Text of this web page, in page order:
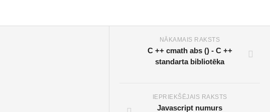
NĀKAMAIS RAKSTS
C ++ cmath abs () - C ++
standarta bibliotēka
IEPRIEKŠĒJAIS RAKSTS
Javascript numurs